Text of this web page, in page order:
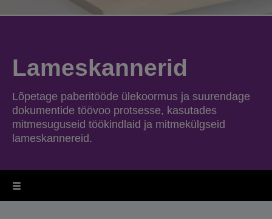
Lameskannerid
Lõpetage paberitööde ülekoormus ja suurendage
dokumentide töövoo protsesse, kasutades
mitmesuguseid töökindlaid ja mitmekülgseid
lameskannereid.